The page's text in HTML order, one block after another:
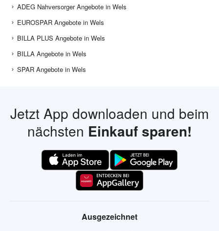
ADEG Nahversorger Angebote in Wels
EUROSPAR Angebote in Wels
BILLA PLUS Angebote in Wels
BILLA Angebote in Wels
SPAR Angebote in Wels
Jetzt App downloaden und beim
nächsten Einkauf sparen!
Ausgezeichnet